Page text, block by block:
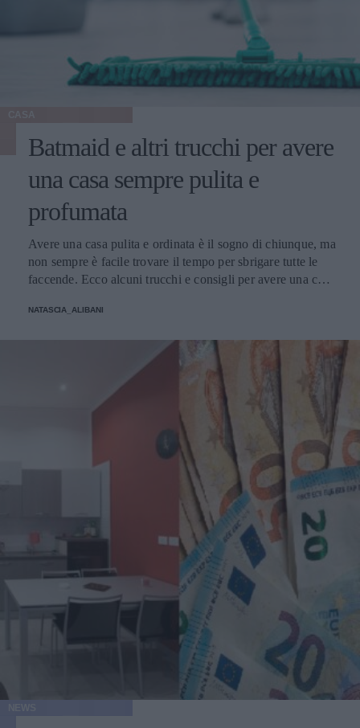
Batmaid e altri trucchi per avere
una casa sempre pulita e
profumata
Avere una casa pulita e ordinata è il sogno di chiunque, ma
non sempre è facile trovare il tempo per sbrigare tutte le
faccende. Ecco alcuni trucchi e consigli per avere una casa
NATASCIA_ALIBANI